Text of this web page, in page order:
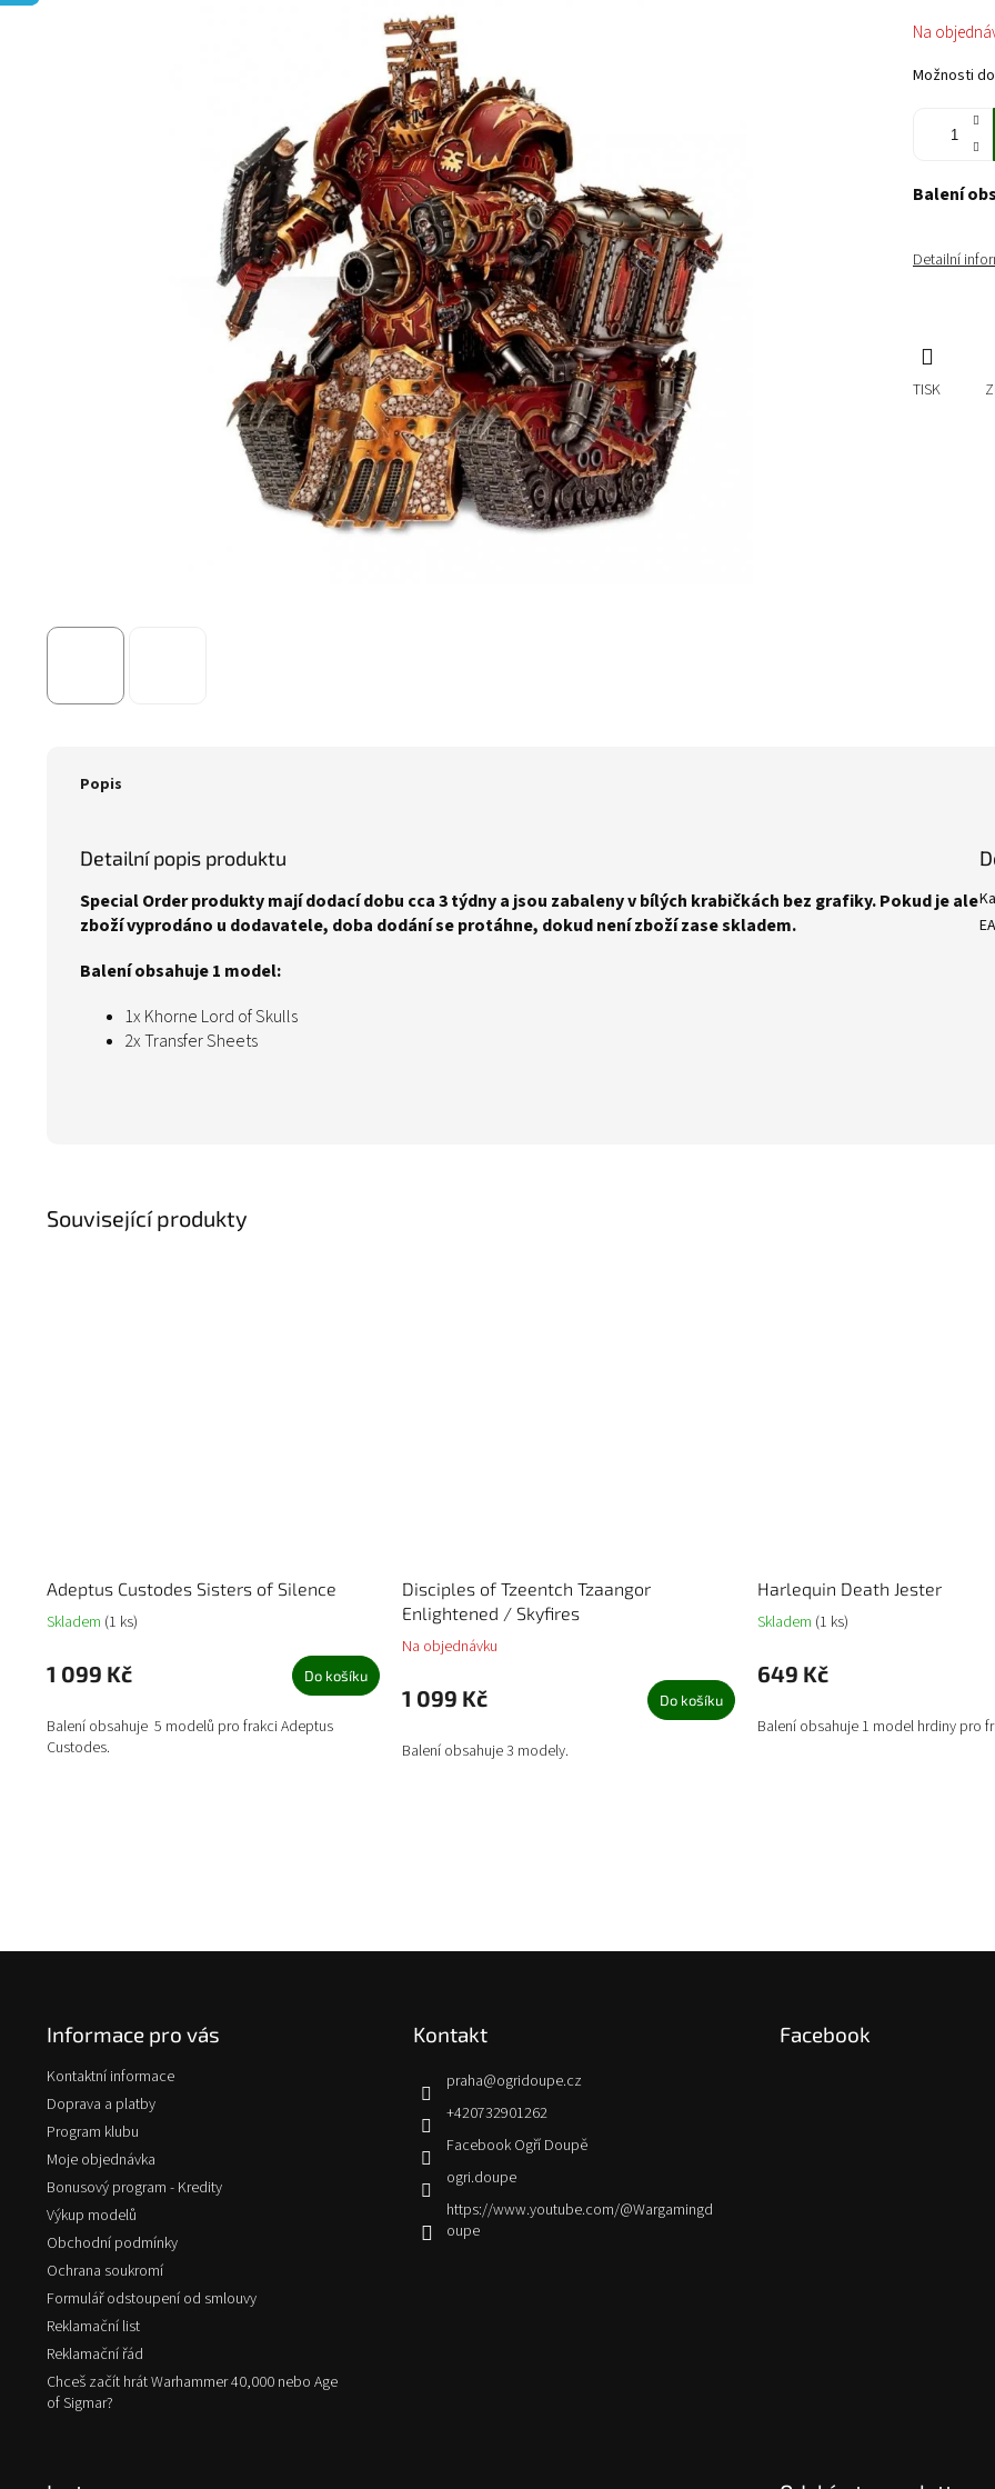
Měrná
cena:
Na
Možnosti
Balení
Detailní
TISK
Související produkty
Adeptus Custodes Sisters of Silence
Skladem (1 ks)
1 099 Kč Do košíku
Balení obsahuje 5 modelů pro frakci Adeptus
Custodes.
Disciples of Tzeentch Tzaangor
Enlightened / Skyfires
Na objednávku
1 099 Kč Do košíku
Balení obsahuje 3 modely.
Harlequin Death Jester
Skladem (1 ks)
649 Kč
Balení obsahuje 1 model hrdiny pro
Popis
Detailní popis produktu
Special Order produkty mají dodací dobu cca 3 týdny a jsou zabaleny v bílých krabičkách bez grafiky. Pokud je ale
zboží vyprodáno u dodavatele, doba dodání se protáhne, dokud není zboží zase skladem.
Balení obsahuje 1 model:
1x Khorne Lord of Skulls
2x Transfer Sheets
Informace pro vás
Kontaktní informace
Doprava a platby
Program klubu
Moje objednávka
Bonusový program - Kredity
Výkup modelů
Obchodní podmínky
Ochrana soukromí
Formulář odstoupení od smlouvy
Reklamační list
Reklamační řád
Chceš začít hrát Warhammer 40,000 nebo Age
of Sigmar?
Kontakt
praha@ogridoupe.cz
+420732901262
Facebook Ogří Doupě
ogri.doupe
https://www.youtube.com/@Wargamingd
oupe
Facebook